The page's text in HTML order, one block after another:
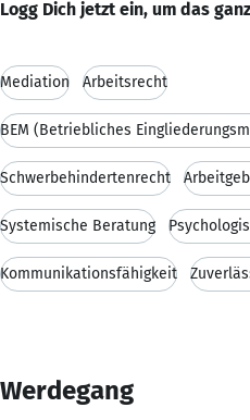
Logg Dich jetzt ein, um das
Mediation Arbeitsrecht
BEM (Betriebliches
Schwerbehindertenrecht
Systemische Beratung
Kommunikationsfähigkeit
Werdegang